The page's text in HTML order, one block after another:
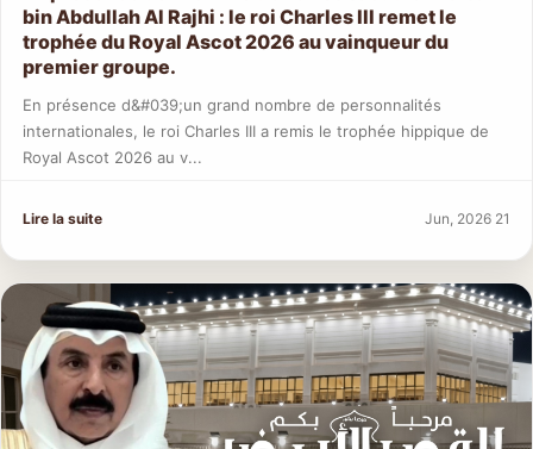
bin Abdullah Al Rajhi : le roi Charles III remet le
trophée du Royal Ascot 2026 au vainqueur du
premier groupe.
En présence d&#039;un grand nombre de personnalités
internationales, le roi Charles III a remis le trophée hippique de
Royal Ascot 2026 au v...
Lire la suite Jun, 2026 21